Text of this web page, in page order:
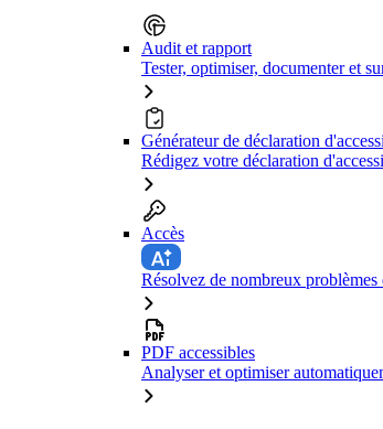
Audit et rapport
Tester, optimiser, documenter et
Générateur de déclaration
Rédigez votre déclaration
Accès
Résolvez de nombreux
PDF accessibles
Analyser et optimiser